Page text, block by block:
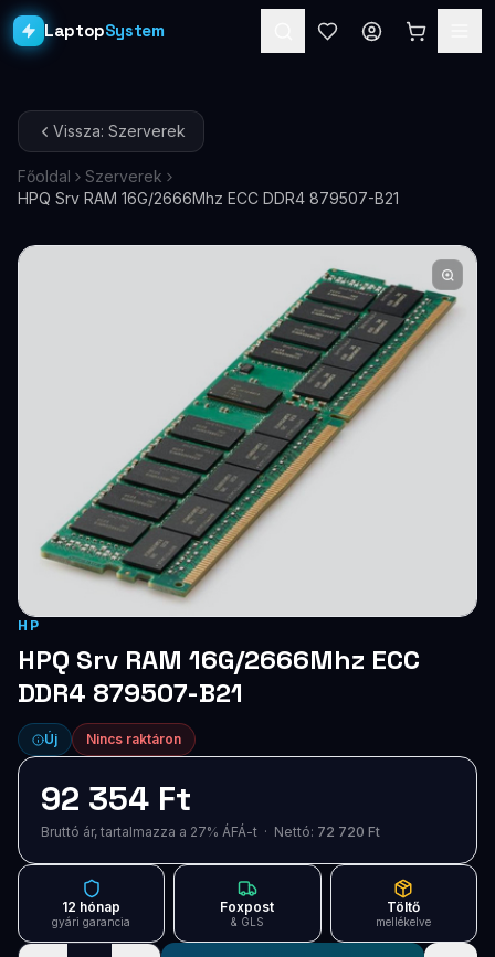
LaptopSystem
Asztali PC-k
Workstation PRO
Ajándékkártya
Szolgáltatások
Új termékek ÚJ
Keresés
Vissza: Szerverek
Főoldal
Szerverek
HPQ Srv RAM 16G/2666Mhz ECC DDR4 879507-B21
HP
HPQ Srv RAM 16G/2666Mhz ECC
DDR4 879507-B21
Új Nincs raktáron
92 354 Ft
Bruttó ár, tartalmazza a 27% ÁFÁ-t · Nettó: 72 720 Ft
12 hónap
gyári garancia
Foxpost
& GLS
Töltő
mellékelve